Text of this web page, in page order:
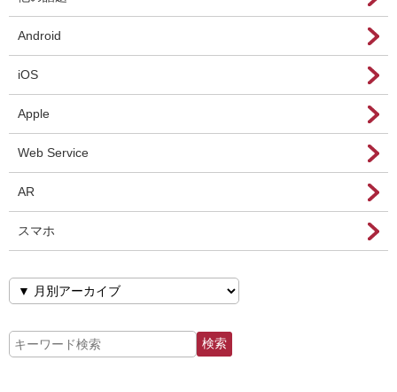
Android
iOS
Apple
Web Service
AR
スマホ